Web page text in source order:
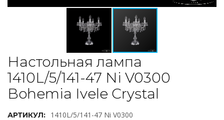
Настольная лампа
1410L/5/141-47 Ni V0300
Bohemia Ivele Crystal
АРТИКУЛ: 1410L/5/141-47 Ni V0300